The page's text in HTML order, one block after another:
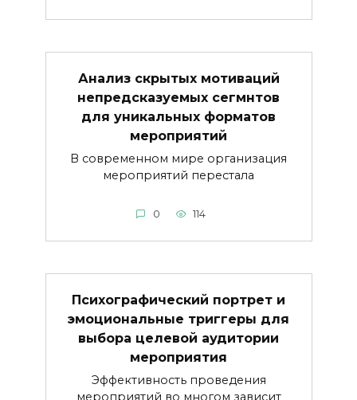
Анализ скрытых мотиваций
непредсказуемых сегмнтов
для уникальных форматов
мероприятий
В современном мире организация
мероприятий перестала
0 114
Психографический портрет и
эмоциональные триггеры для
выбора целевой аудитории
мероприятия
Эффективность проведения
мероприятий во многом зависит